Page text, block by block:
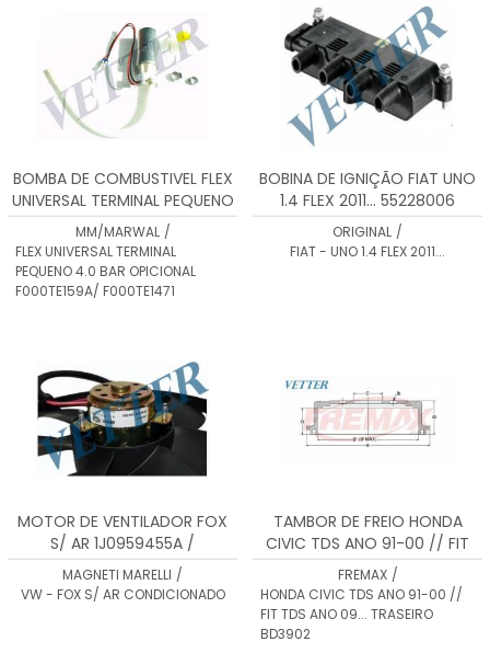
BOMBA DE COMBUSTIVEL FLEX
UNIVERSAL TERMINAL PEQUENO
4.0 BAR OPICIONAL
F000TE159A/ F000TE1471
MM/MARWAL /
FLEX UNIVERSAL TERMINAL
PEQUENO 4.0 BAR OPICIONAL
F000TE159A/ F000TE1471
BOBINA DE IGNIÇÃO FIAT UNO
1.4 FLEX 2011... 55228006
ORIGINAL /
FIAT - UNO 1.4 FLEX 2011...
MOTOR DE VENTILADOR FOX
S/ AR 1J0959455A /
1J0959455B / 6E0959455A
MAGNETI MARELLI /
VW - FOX S/ AR CONDICIONADO
TAMBOR DE FREIO HONDA
CIVIC TDS ANO 91-00 // FIT
TDS ANO 09... TRASEIRO
BD3902
FREMAX /
HONDA CIVIC TDS ANO 91-00 //
FIT TDS ANO 09... TRASEIRO
BD3902